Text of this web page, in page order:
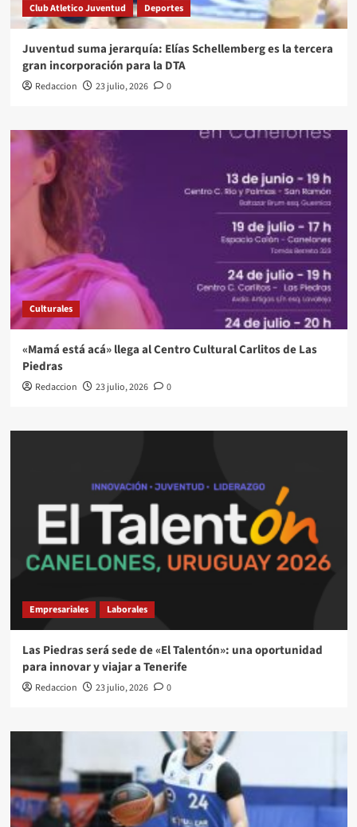
Club Atletico Juventud Deportes
Juventud suma jerarquía: Elías Schellemberg es la tercera
gran incorporación para la DTA
Redaccion 23 julio, 2026 0
Culturales
«Mamá está acá» llega al Centro Cultural Carlitos de Las
Piedras
Redaccion 23 julio, 2026 0
Empresariales Laborales
Las Piedras será sede de «El Talentón»: una oportunidad
para innovar y viajar a Tenerife
Redaccion 23 julio, 2026 0